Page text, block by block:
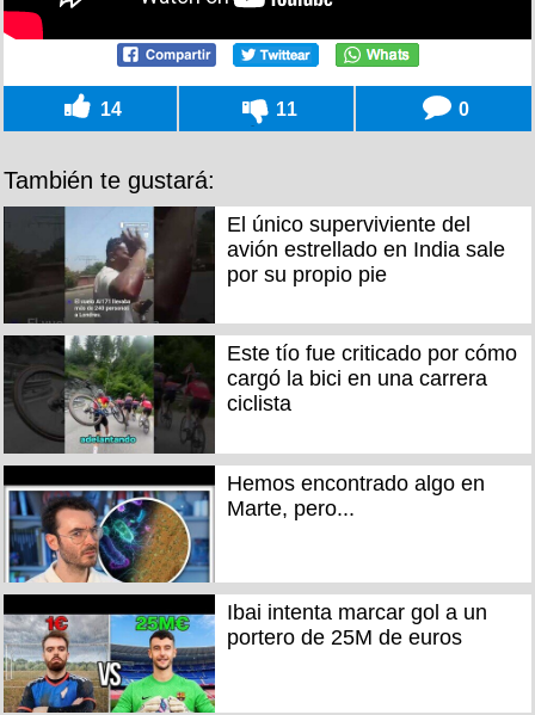
14 11 0
También te gustará:
El único superviviente del
avión estrellado en India sale
por su propio pie
Este tío fue criticado por cómo
cargó la bici en una carrera
ciclista
Hemos encontrado algo en
Marte, pero...
Ibai intenta marcar gol a un
portero de 25M de euros